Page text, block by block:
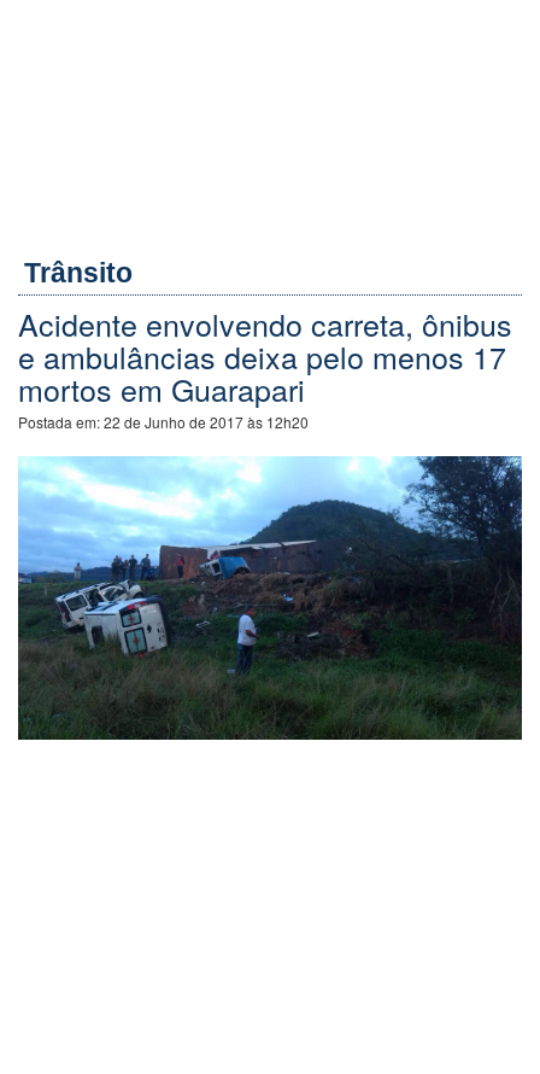
Trânsito
Acidente envolvendo carreta, ônibus
e ambulâncias deixa pelo menos 17
mortos em Guarapari
Postada em:22 de Junho de 2017 às 12h20